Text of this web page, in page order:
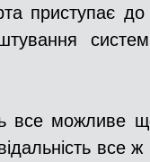
приступає
все можливе
все